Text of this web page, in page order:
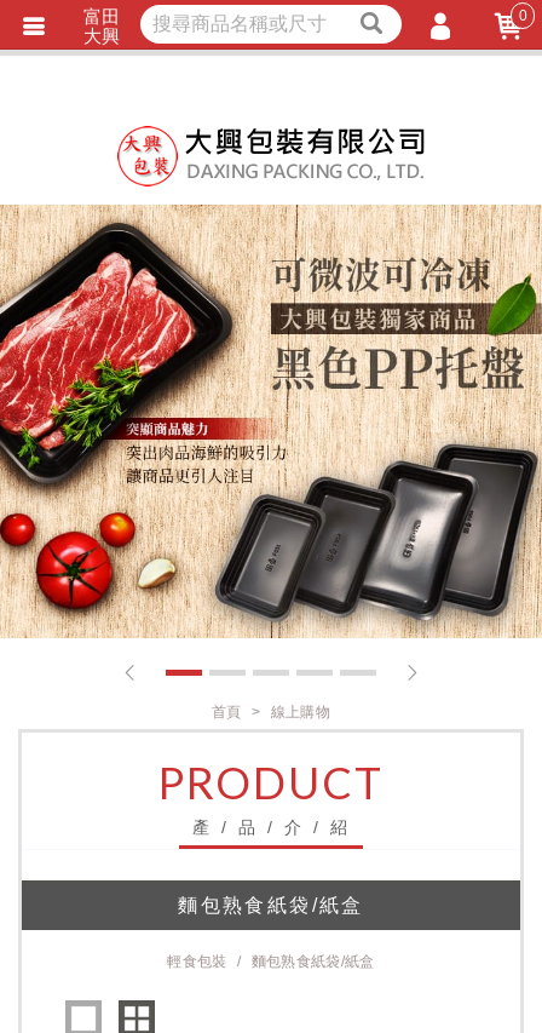
立即詢價 LINE詢問
1 2 3 4 5
首頁 線上購物
PRODUCT
產 / 品 / 介 / 紹
麵包熟食紙袋/紙盒
輕食包裝 麵包熟食紙袋/紙盒
富田
大興
0
會員註冊
忘記密碼
訂單查詢
TRACK LISTING追 / 蹤 / 清 / 單
匯款通知
獨家商品 耐熱內襯